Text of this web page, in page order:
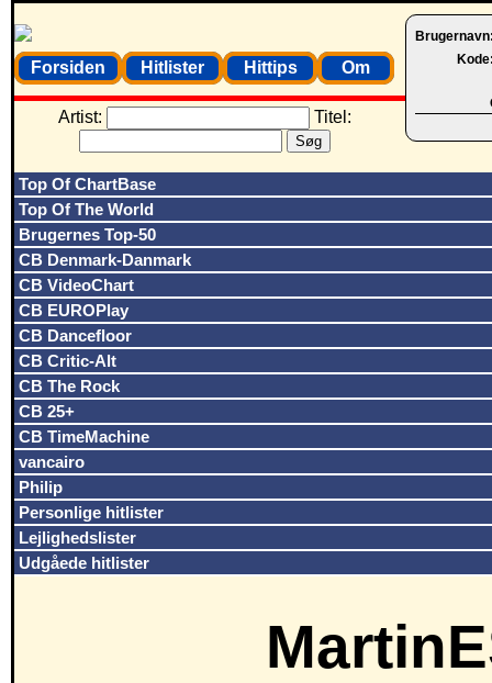
Forsiden Hitlister Hittips Om
Artist: Titel:
Top Of ChartBase
Top Of The World
Brugernes Top-50
CB Denmark-Danmark
CB VideoChart
CB EUROPlay
CB Dancefloor
CB Critic-Alt
CB The Rock
CB 25+
CB TimeMachine
vancairo
Philip
Personlige hitlister
Lejlighedslister
Udgåede hitlister